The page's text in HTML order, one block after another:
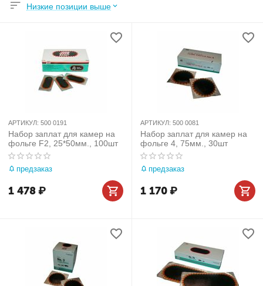
Низкие позиции выше
АРТИКУЛ: 500 0191
Набор заплат для камер на
фольге F2, 25*50мм., 100шт
предзаказ
1 478₽
АРТИКУЛ: 500 0081
Набор заплат для камер на
фольге 4, 75мм., 30шт
предзаказ
1 170₽